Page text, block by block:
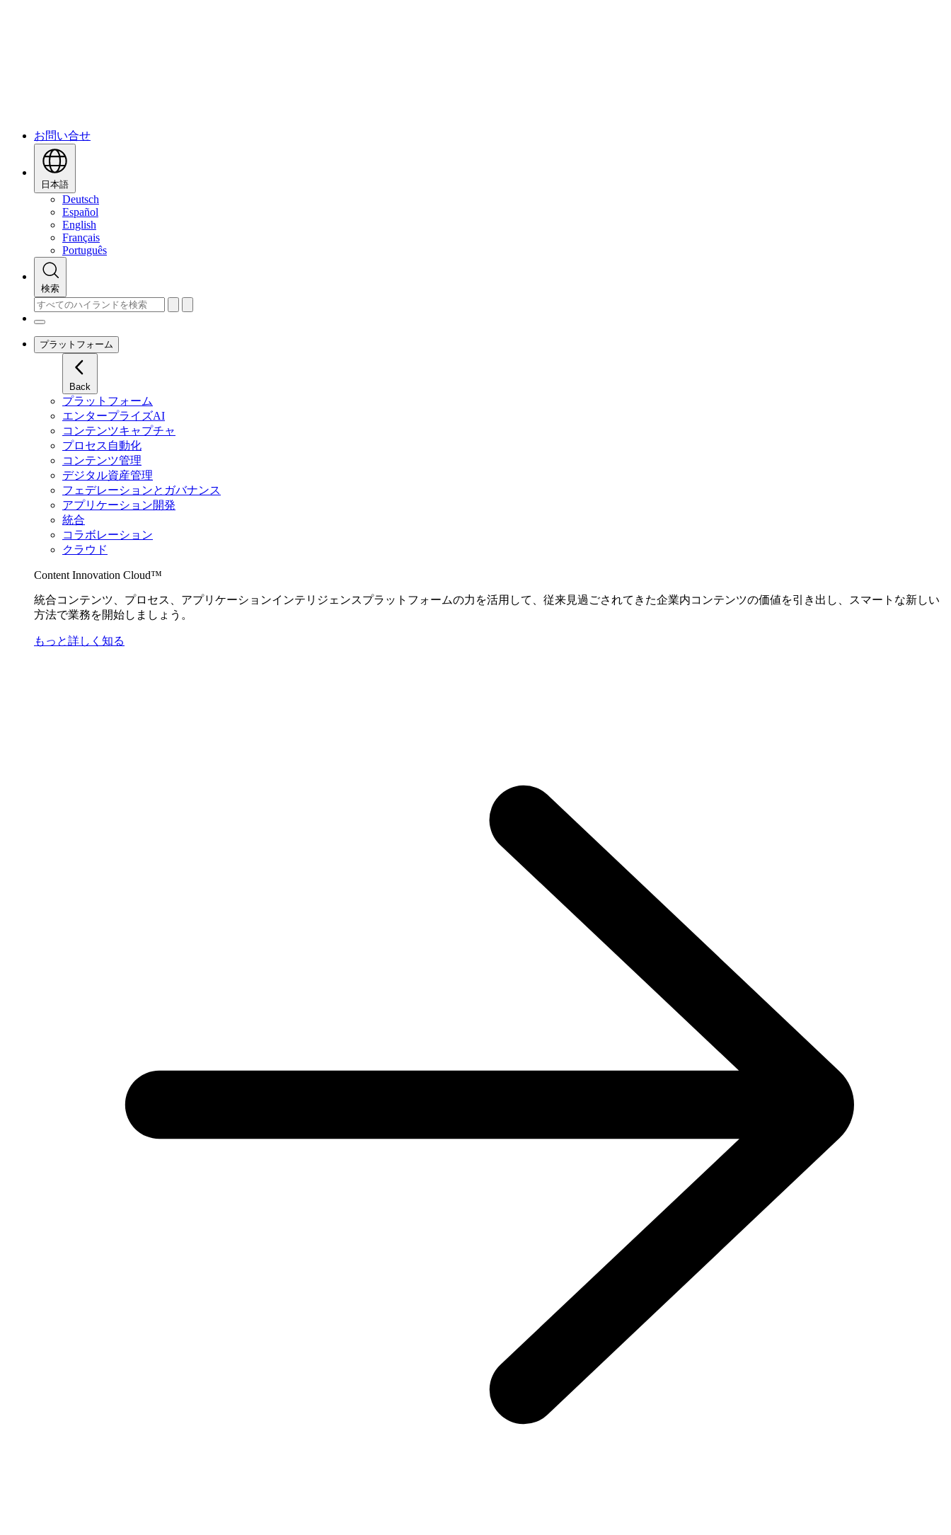
お問い合せ
日本語
Deutsch
Español
English
Français
Português
検索
プラットフォーム
Back
プラットフォーム
エンタープライズAI
コンテンツキャプチャ
プロセス自動化
コンテンツ管理
デジタル資産管理
フェデレーションとガバナンス
アプリケーション開発
統合
コラボレーション
クラウド
Content Innovation Cloud™
統合コンテンツ、プロセス、アプリケーションインテリジェンスプラットフォームの力を活用して、従来見過ごされてきた企業内コンテンツの価値を引き出し、スマートな新しい
方法で業務を開始しましょう。
もっと詳しく知る